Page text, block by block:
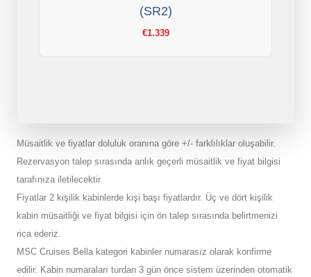
(SR2)
€1.339
Müsaitlik ve fiyatlar doluluk oranına göre +/- farklılıklar oluşabilir.
Rezervasyon talep sırasında anlık geçerli müsaitlik ve fiyat bilgisi
tarafınıza iletilecektir.
Fiyatlar 2 kişilik kabinlerde kişi başı fiyatlardır. Üç ve dört kişilik
kabin müsaitliği ve fiyat bilgisi için ön talep sırasında belirtmenizi
rica ederiz.
MSC Cruises Bella kategori kabinler numarasız olarak konfirme
edilir. Kabin numaraları turdan 3 gün önce sistem üzerinden otomatik